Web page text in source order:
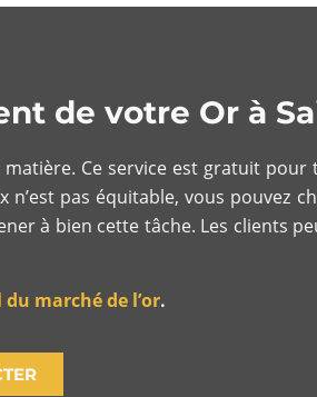
de votre Or à
Ce service est gratuit pour
pas équitable, vous pouvez
à bien cette tâche. Les clients
marché de l’or.